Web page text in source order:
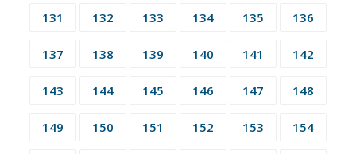
131 132 133 134 135 136
137 138 139 140 141 142
143 144 145 146 147 148
149 150 151 152 153 154